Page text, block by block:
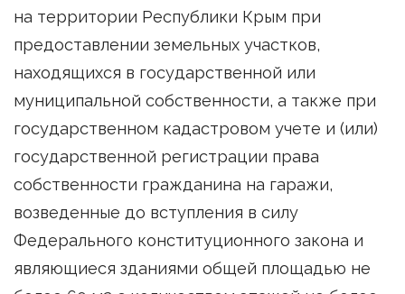
на территории Республики Крым при
предоставлении земельных участков,
находящихся в государственной или
муниципальной собственности, а также при
государственном кадастровом учете и (или)
государственной регистрации права
собственности гражданина на гаражи,
возведенные до вступления в силу
Федерального конституционного закона и
являющиеся зданиями общей площадью не